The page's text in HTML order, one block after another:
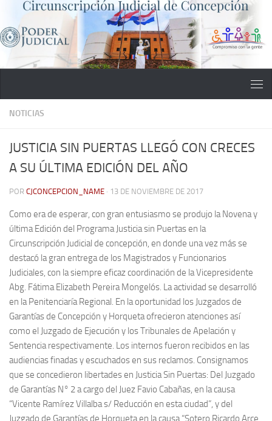
Saltar al contenido
NOTICIAS
JUSTICIA SIN PUERTAS LLEGÓ CON CRECES
A SU ÚLTIMA EDICIÓN DEL AÑO
POR CJCONCEPCION_NAME · 13 DE NOVIEMBRE DE 2017
Como era de esperar, con gran entusiasmo se produjo la Novena y
última Edición del Programa Justicia sin Puertas en la
Circunscripción Judicial de concepción, en donde una vez más se
destacó la gran entrega de los Magistrados y Funcionarios
Judiciales, con la siempre eficaz coordinación de la Vicepresidente
Abg. Fátima Elizabeth Pereira Mongelós. La actividad se desarrolló
en la Penitenciaría Regional. En la oportunidad los Juzgados de
Garantías de Concepción y Horqueta ofrecieron atenciones así
como el Juzgado de Ejecución y los Tribunales de Apelación y
Sentencia respectivamente. Los internos fueron recibidos en las
audiencias finadas y escuchados en sus reclamos. Consignamos
que se concedieron libertades en Justicia Sin Puertas: Del Juzgado
de Garantías N° 2 a cargo del Juez Favio Cabañas, en la causa
“Vicente Ramírez Villalba s/ Reducción en esta ciudad”, y del
Juzgado de Garantías de Horqueta en la causa “Sotero Ricardo Arce